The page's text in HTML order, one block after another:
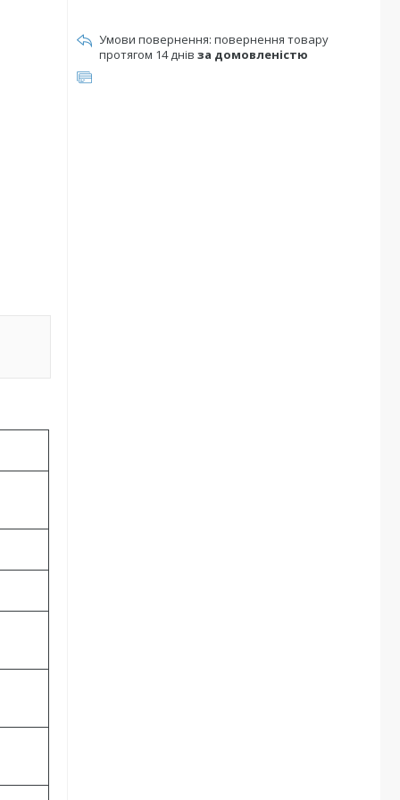
повернення товару
протягом 14 днів за домовленістю